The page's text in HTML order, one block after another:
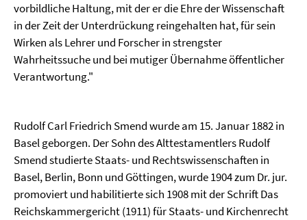
vorbildliche Haltung, mit der er die Ehre der Wissenschaft
in der Zeit der Unterdrückung reingehalten hat, für sein
Wirken als Lehrer und Forscher in strengster
Wahrheitssuche und bei mutiger Übernahme öffentlicher
Verantwortung."
Rudolf Carl Friedrich Smend wurde am 15. Januar 1882 in
Basel geborgen. Der Sohn des Alttestamentlers Rudolf
Smend studierte Staats- und Rechtswissenschaften in
Basel, Berlin, Bonn und Göttingen, wurde 1904 zum Dr. jur.
promoviert und habilitierte sich 1908 mit der Schrift Das
Reichskammergericht (1911) für Staats- und Kirchenrecht